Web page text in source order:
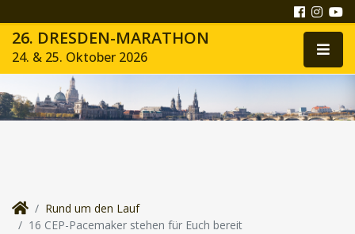
26. DRESDEN-MARATHON
24. & 25. Oktober 2026
Rund um den Lauf
16 CEP-Pacemaker stehen für Euch bereit